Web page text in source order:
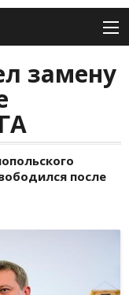
замену
после